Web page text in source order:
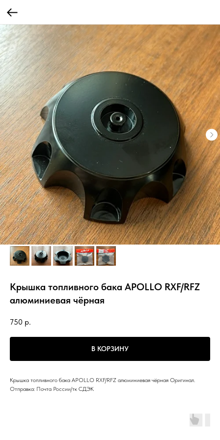
Крышка топливного бака APOLLO RXF/RFZ
алюминиевая чёрная
750 р.
В КОРЗИНУ
Крышка топливного бака APOLLO RXF/RFZ алюминиевая чёрная Оригинал.
Отправка: Почта России/тк СДЭК